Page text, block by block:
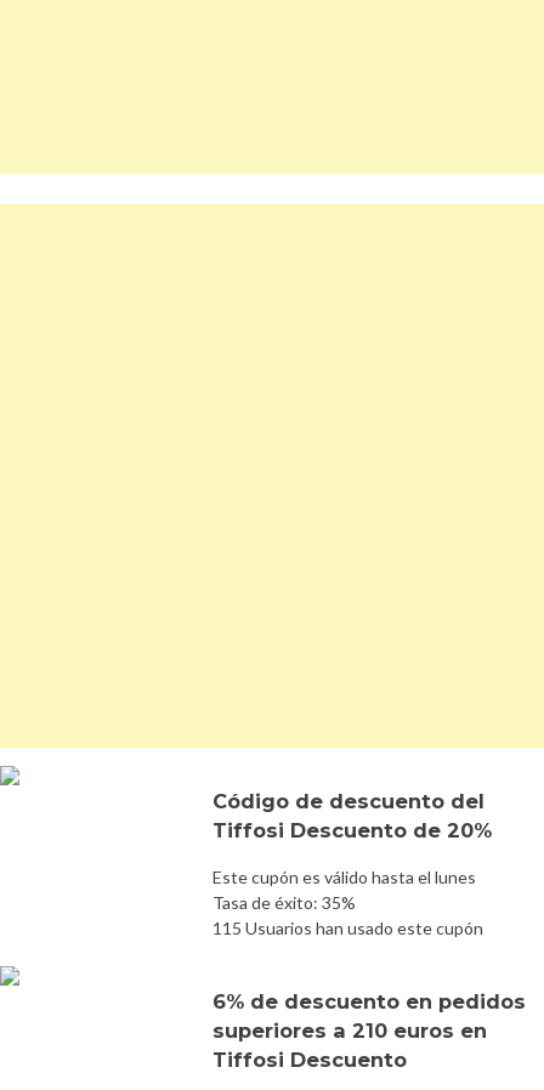
Código de descuento del
Tiffosi Descuento de 20%
Este cupón es válido hasta el lunes
Tasa de éxito: 35%
115 Usuarios han usado este cupón
6% de descuento en pedidos
superiores a 210 euros en
Tiffosi Descuento